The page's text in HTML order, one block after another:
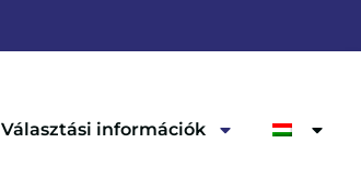
Választási információk